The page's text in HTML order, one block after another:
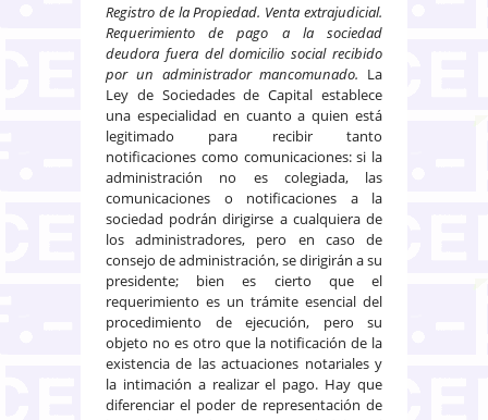
Registro de la Propiedad. Venta extrajudicial.
Requerimiento de pago a la sociedad
deudora fuera del domicilio social recibido
por un administrador mancomunado. La
Ley de Sociedades de Capital establece
una especialidad en cuanto a quien está
legitimado para recibir tanto
notificaciones como comunicaciones: si la
administración no es colegiada, las
comunicaciones o notificaciones a la
sociedad podrán dirigirse a cualquiera de
los administradores, pero en caso de
consejo de administración, se dirigirán a su
presidente; bien es cierto que el
requerimiento es un trámite esencial del
procedimiento de ejecución, pero su
objeto no es otro que la notificación de la
existencia de las actuaciones notariales y
la intimación a realizar el pago. Hay que
diferenciar el poder de representación de